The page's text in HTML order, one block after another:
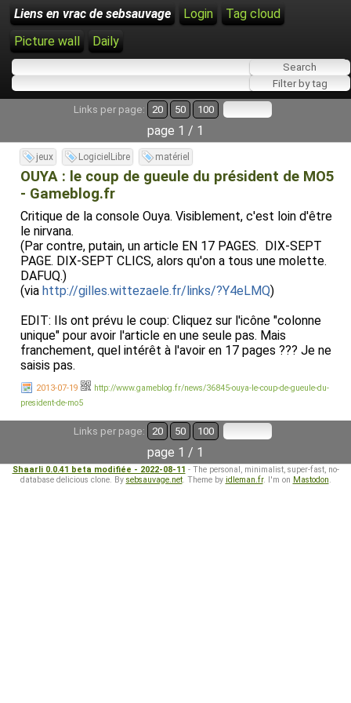
Liens en vrac de sebsauvage Login
Tag cloud
Picture wall
Daily
Links per page: 20 50 100
page 1 / 1
jeux LogicielLibre matériel
OUYA : le coup de gueule du président de MO5
- Gameblog.fr
Critique de la console Ouya. Visiblement, c'est loin d'être
le nirvana.
(Par contre, putain, un article EN 17 PAGES. DIX-SEPT
PAGE. DIX-SEPT CLICS, alors qu'on a tous une molette.
DAFUQ.)
(via http://gilles.wittezaele.fr/links/?Y4eLMQ)
EDIT: Ils ont prévu le coup: Cliquez sur l'icône "colonne
unique" pour avoir l'article en une seule pas. Mais
franchement, quel intérêt à l'avoir en 17 pages ??? Je ne
saisis pas.
2013-07-19
http://www.gameblog.fr/news/36845-ouya-le-coup-de-gueule-du-
president-de-mo5
Links per page: 20 50 100
page 1 / 1
Shaarli 0.0.41 beta modifiée - 2022-08-11 - The personal, minimalist, super-fast, no-
database delicious clone. By sebsauvage.net. Theme by idleman.fr. I'm on Mastodon.